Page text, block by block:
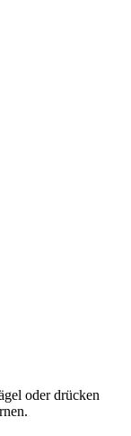
oder drücken